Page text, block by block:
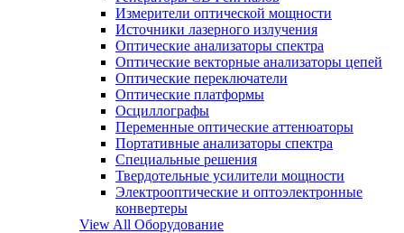
Измерители оптической мощности
Источники лазерного излучения
Оптические анализаторы спектра
Оптические векторные анализаторы цепей
Оптические переключатели
Оптические платформы
Осциллографы
Переменные оптические аттенюаторы
Портативные анализаторы спектра
Специальные решения
Твердотельные усилители мощности
Электрооптические и оптоэлектронные
конвертеры
View All Оборудование